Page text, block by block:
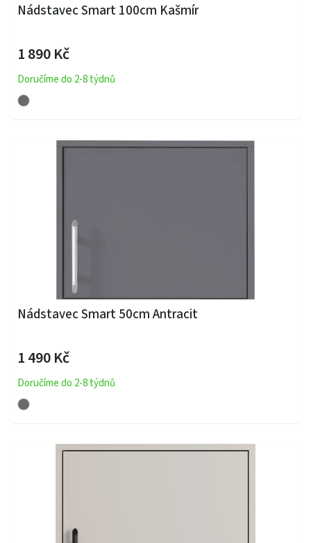
Nádstavec Smart 100cm Kašmír
1 890 Kč
Doručíme do 2-8 týdnů
Nádstavec Smart 50cm Antracit
1 490 Kč
Doručíme do 2-8 týdnů